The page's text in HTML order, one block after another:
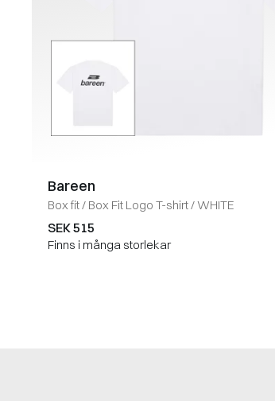
Bareen
Box fit/ Box Fit Logo T-shirt/WHITE
SEK 515
Finns i många storlekar